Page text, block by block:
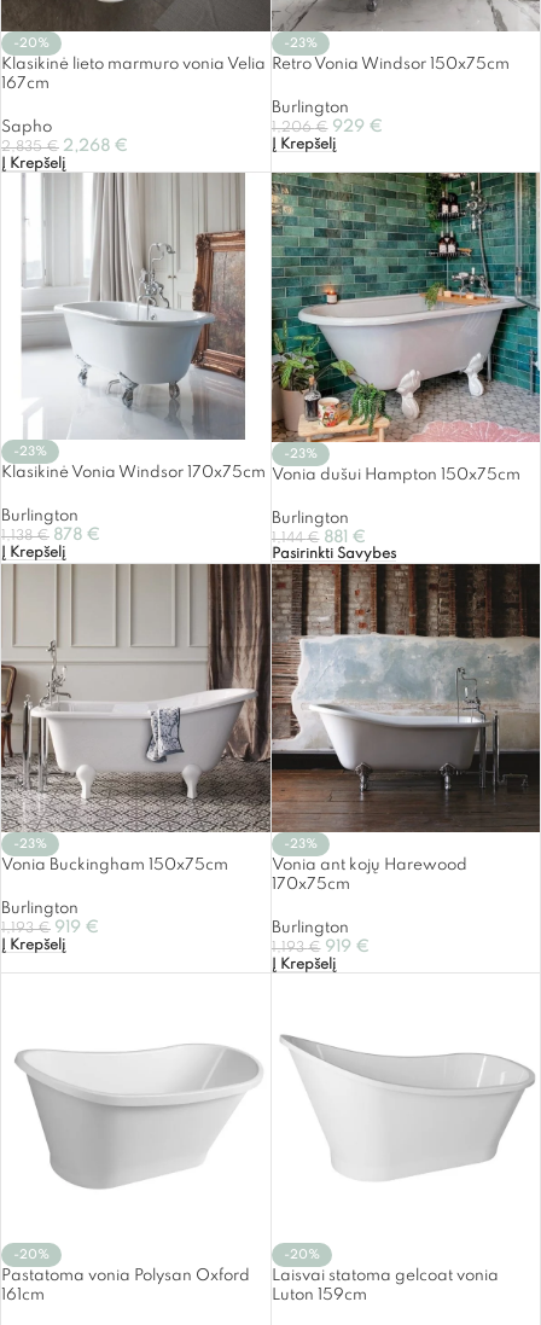
-20%
Klasikinė lieto marmuro vonia Velia
167cm
Sapho
2,835€ 2,268 €
Į Krepšelį
-23%
Retro Vonia Windsor 150x75cm
Burlington
1,206€ 929 €
Į Krepšelį
-23%
Klasikinė Vonia Windsor 170x75cm
Burlington
1,138€ 878 €
Į Krepšelį
-23%
Vonia dušui Hampton 150x75cm
Burlington
1,144€ 881 €
Pasirinkti Savybes
-23%
Vonia Buckingham 150x75cm
Burlington
1,193€ 919 €
Į Krepšelį
-23%
Vonia ant kojų Harewood
170x75cm
Burlington
1,193€ 919 €
Į Krepšelį
-20%
Pastatoma vonia Polysan Oxford
161cm
-20%
Laisvai statoma gelcoat vonia
Luton 159cm